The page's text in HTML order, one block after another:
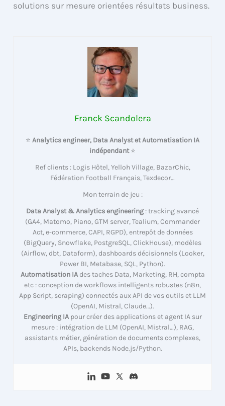
solutions sur mesure orientées résultats business.
Franck Scandolera
⭐ Analytics engineer, Data Analyst et Automatisation IA
indépendant⭐
Ref clients : Logis Hôtel, Yelloh Village, BazarChic,
Fédération Football Français, Texdecor…
Mon terrain de jeu :
Data Analyst & Analytics engineering : tracking avancé
(GA4, Matomo, Piano, GTM server, Tealium, Commander
Act, e-commerce, CAPI, RGPD), entrepôt de données
(BigQuery, Snowflake, PostgreSQL, ClickHouse), modèles
(Airflow, dbt, Dataform), dashboards décisionnels (Looker,
Power BI, Metabase, SQL, Python).
Automatisation IAdes taches Data, Marketing, RH, compta
etc : conception de workflows intelligents robustes (n8n,
App Script, scraping) connectés aux API de vos outils et LLM
(OpenAI, Mistral, Claude…).
Engineering IApour créer des applications et agent IA sur
mesure : intégration de LLM (OpenAI, Mistral…), RAG,
assistants métier, génération de documents complexes,
APIs, backends Node.js/Python.